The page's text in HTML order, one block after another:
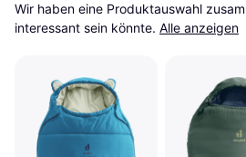
Wir haben eine Produktauswahl
interessant sein könnte. Alle anzeigen